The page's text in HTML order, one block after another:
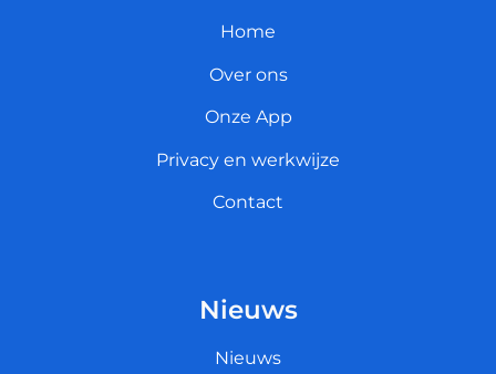
Home
Over ons
Onze App
Privacy en werkwijze
Contact
Nieuws
Nieuws